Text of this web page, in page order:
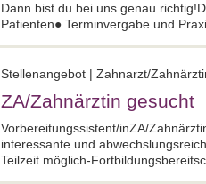
Dann bist du bei uns genau
Patienten● Terminvergabe und
Stellenangebot | Zahnarzt/
ZA/Zahnärztin gesucht
Vorbereitungssistent/inZA/
interessante und
Teilzeit möglich-